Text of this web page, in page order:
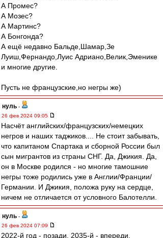
А Промес?
А Мозес?
А Мартинс?
А Бонгонда?
А ещё недавно Бальде,Шамар,Зе
Луиш,Фернандо,Луис Адриано,Велик,Эменике
и многие другие.
Пусть не французские,но негры же)
нуль -
26 фев 2024 09:05
Насчёт английских/французских/немецких
негров и наших таджиков.... Не стоит забывать,
что капитаном Спартака и сборной России был
сын мигрантов из страны СНГ. Да, Джикия. Да,
он в Москве родился - но многие тамошние
негры тоже родились уже в Англии/Франции/
Германии. И Джикия, положа руку на сердце,
ничем не отличается от условного Балотелли.
нуль -
26 фев 2024 07:09
2022-й год - позади. 2035-й - впереди.